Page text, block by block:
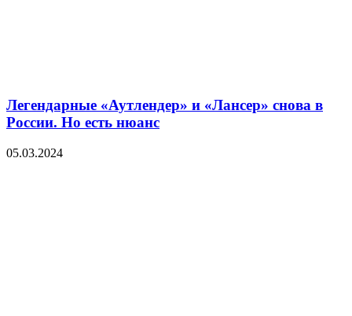
Легендарные «Аутлендер» и «Лансер» снова в
России. Но есть нюанс
05.03.2024